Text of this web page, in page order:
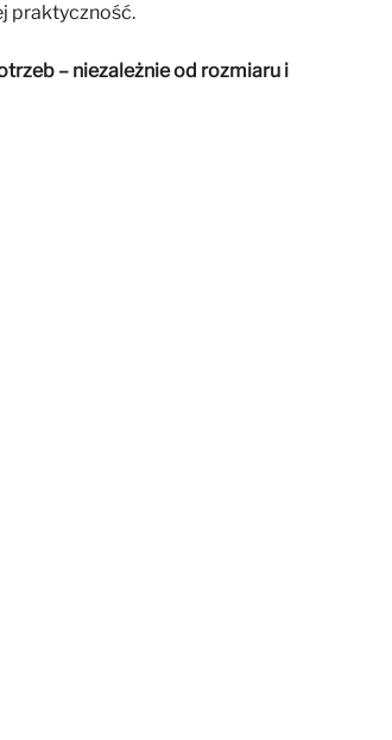
praktyczność.
– niezależnie od rozmiaru i